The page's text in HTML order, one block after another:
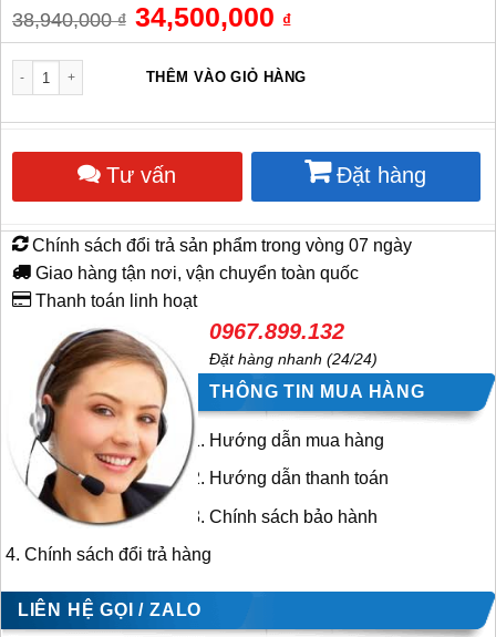
38,940,000₫
Giá
gốc
là:
38,940,000 ₫.
34,500,000 ₫
Giá
hiện
tại
34,500,000 ₫.
Quạt ly tâm thấp áp inox 5HP số lượng
THÊM VÀO GIỎ HÀNG
Tư vấn Đặt hàng
Chính sách đổi trả sản phẩm trong vòng 07 ngày
Giao hàng tận nơi, vận chuyển toàn quốc
Thanh toán linh hoạt
0967.899.132
Đặt hàng nhanh (24/24)
THÔNG TIN MUA HÀNG
Hướng dẫn mua hàng
Hướng dẫn thanh toán
Chính sách bảo hành
Chính sách đổi trả hàng
LIÊN HỆ GỌI / ZALO